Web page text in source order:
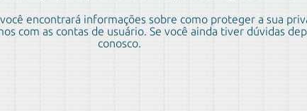
encontrará informações sobre como proteger a sua
com as contas de usuário. Se você ainda tiver dúvidas
conosco.